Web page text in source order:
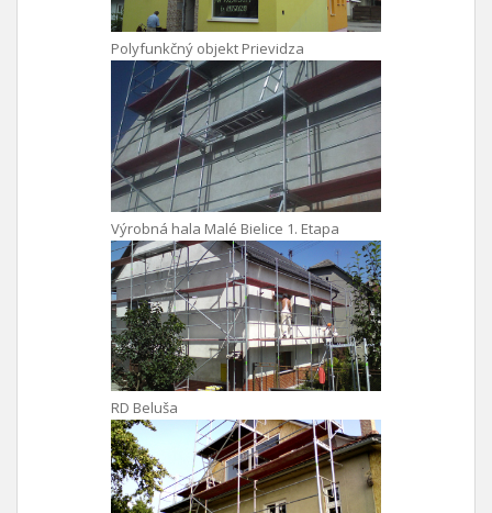
Polyfunkčný objekt Prievidza
Výrobná hala Malé Bielice 1. Etapa
RD Beluša